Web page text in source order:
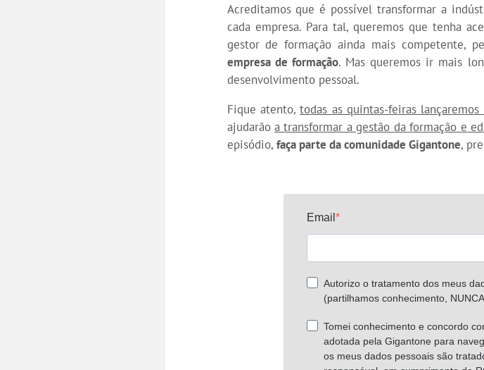
Acreditamos que é possível transformar a
cada empresa. Para tal, queremos que tenha
gestor de formação ainda mais competente,
empresa de formação. Mas queremos ir mais
desenvolvimento pessoal.
Fique atento,todas as quintas-feiras
ajudarão a transformar a gestão da formação e
episódio, faça parte da comunidade Gigantone,